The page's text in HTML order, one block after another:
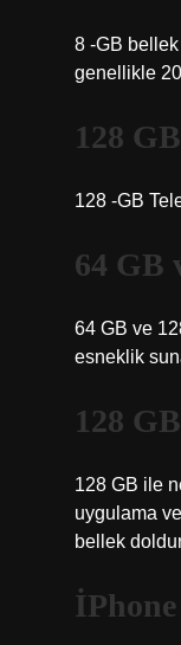
8 -GB bellek
genellikle
128
128 -GB
64 GB
64 GB ve
esneklik
128
128 GB ile
uygulama
bellek